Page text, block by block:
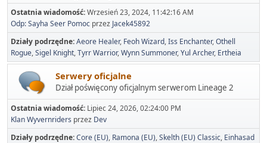
Ostatnia wiadomość:Wrzesień 23, 2024, 11:42:16 AM
Odp: Sayha Seer Pomoc przez Jacek45892
Działy podrzędne Aeore Healer Feoh Wizard Iss Enchanter Othell
Rogue Sigel Knight Tyrr Warrior Wynn Summoner Yul Archer Ertheia
Serwery oficjalne
Dział poświęcony oficjalnym serwerom Lineage 2
Ostatnia wiadomość: Lipiec 24, 2026, 02:24:00 PM
Klan Wyvernriders przez Dev
Działy podrzędne Core (EU) Ramona (EU) Skelth (EU) Classic Einhasad